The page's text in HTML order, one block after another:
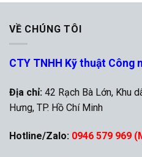
VỀ CHÚNG TÔI
CTY TNHH Kỹ thuật Công
Địa chỉ: 42 Rạch Bà Lớn, Khu
Hưng, TP. Hồ Chí Minh
Hotline/Zalo: 0946 579 969